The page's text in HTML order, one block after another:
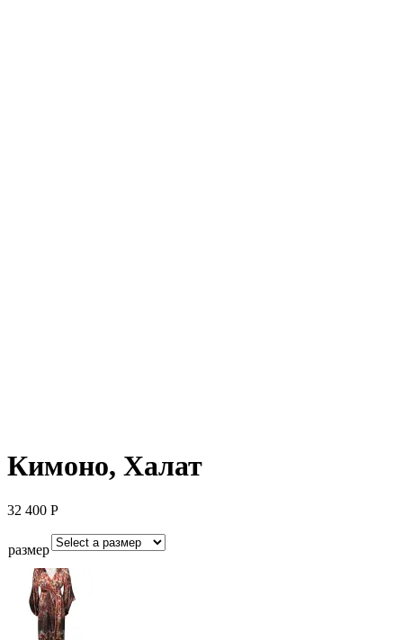
Кимоно, Халат
32 400 Р
размер